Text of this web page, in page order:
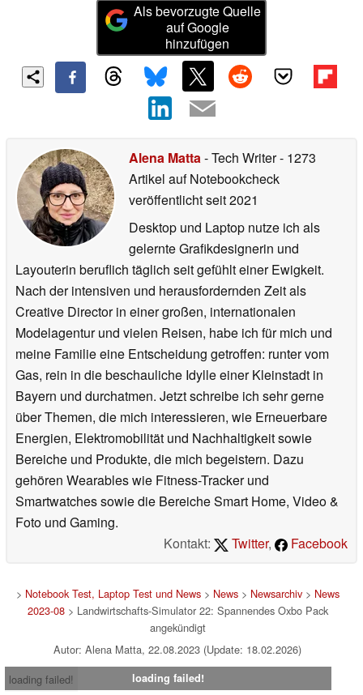
Als bevorzugte Quelle
auf Google
hinzufügen
Alena Matta- Tech Writer- 1273
Artikel auf Notebookcheck
veröffentlichtseit 2021
Desktop und Laptop nutze ich als
gelernte Grafikdesignerin und
Layouterin beruflich täglich seit gefühlt einer Ewigkeit.
Nach der intensiven und herausfordernden Zeit als
Creative Director in einer großen, internationalen
Modelagentur und vielen Reisen, habe ich für mich und
meine Familie eine Entscheidung getroffen: runter vom
Gas, rein in die beschauliche Idylle einer Kleinstadt in
Bayern und durchatmen. Jetzt schreibe ich sehr gerne
über Themen, die mich interessieren, wie Erneuerbare
Energien, Elektromobilität und Nachhaltigkeit sowie
Bereiche und Produkte, die mich begeistern. Dazu
gehören Wearables wie Fitness-Tracker und
Smartwatches sowie die Bereiche Smart Home, Video &
Foto und Gaming.
Kontakt:
Twitter, Facebook
> Notebook Test, Laptop Test und News> News> Newsarchiv> News
2023-08> Landwirtschafts-Simulator 22: Spannendes Oxbo Pack
angekündigt
Autor: Alena Matta, 22.08.2023 (Update: 18.02.2026)
loading failed!
loading failed!